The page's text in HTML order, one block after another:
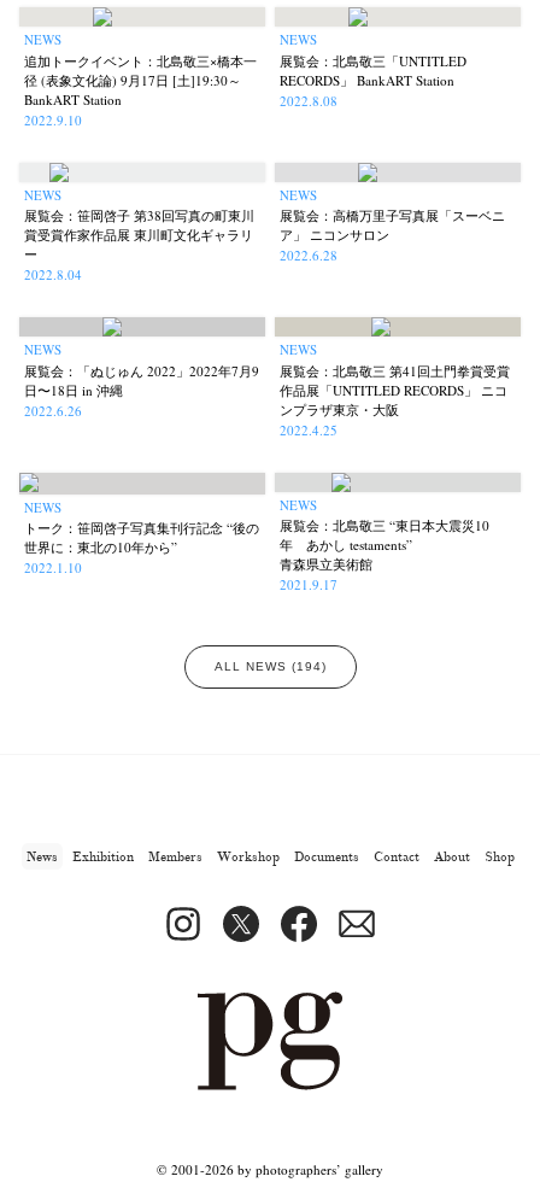
NEWS
追加トークイベント：北島敬三×橋本一
径 (表象文化論) 9月17日 [土]19:30～
BankART Station
2022.9.10
NEWS
展覧会：北島敬三「UNTITLED
RECORDS」 BankART Station
2022.8.08
NEWS
展覧会：笹岡啓子 第38回写真の町東川
賞受賞作家作品展 東川町文化ギャラリ
ー
2022.8.04
NEWS
展覧会：高橋万里子写真展「スーベニ
ア」 ニコンサロン
2022.6.28
NEWS
展覧会：「ぬじゅん 2022」2022年7月9
日〜18日 in 沖縄
2022.6.26
NEWS
展覧会：北島敬三 第41回土門拳賞受賞
作品展「UNTITLED RECORDS」 ニコ
ンプラザ東京・大阪
2022.4.25
NEWS
トーク：笹岡啓子写真集刊行記念 “後の
世界に：東北の10年から”
2022.1.10
NEWS
展覧会：北島敬三 “東日本大震災10
年 あかし testaments”
青森県立美術館
2021.9.17
ALL NEWS (194)
News Exhibition Members Workshop Documents Contact About Shop
© 2001-2026 by photographers’ gallery